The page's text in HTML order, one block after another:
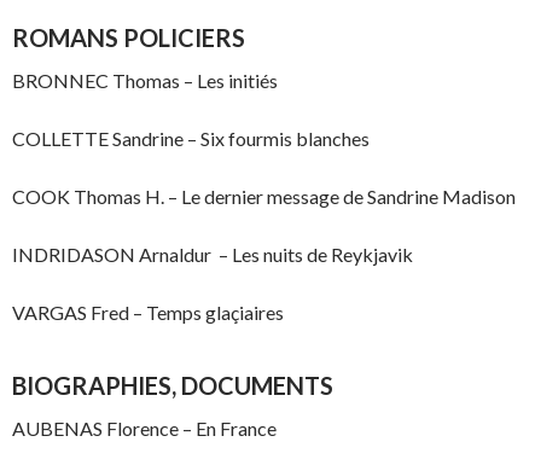
ROMANS POLICIERS
BRONNEC Thomas – Les initiés
COLLETTE Sandrine – Six fourmis blanches
COOK Thomas H. – Le dernier message de Sandrine Madison
INDRIDASON Arnaldur – Les nuits de Reykjavik
VARGAS Fred – Temps glaçiaires
BIOGRAPHIES, DOCUMENTS
AUBENAS Florence – En France